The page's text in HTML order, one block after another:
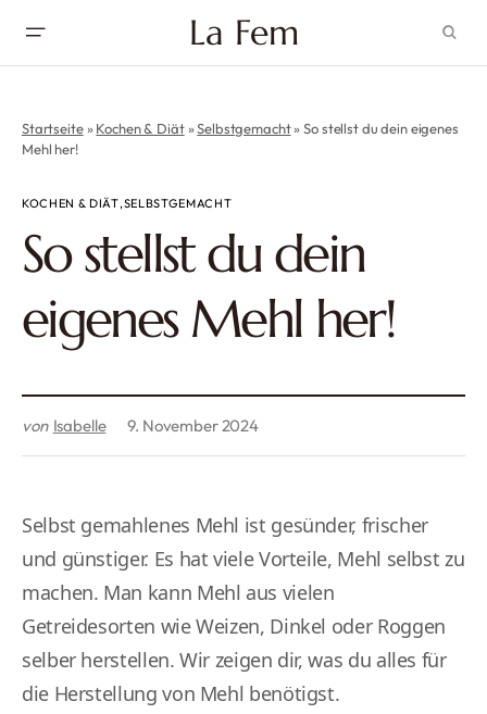
La Fem
Startseite»Kochen & Diät»Selbstgemacht»So stellst du dein eigenes
Mehl her!
KOCHEN & DIÄT SELBSTGEMACHT
So stellst du dein
eigenes Mehl her!
von Isabelle 9. November 2024
Selbst gemahlenes Mehl ist gesünder, frischer
und günstiger. Es hat viele Vorteile, Mehl selbst zu
machen. Man kann Mehl aus vielen
Getreidesorten wie Weizen, Dinkel oder Roggen
selber herstellen. Wir zeigen dir, was du alles für
die Herstellung von Mehl benötigst.